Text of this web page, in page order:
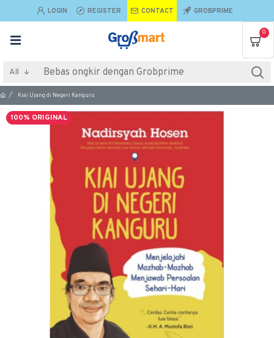
LOGIN REGISTER CONTACT GROBPRIME
0
All
Kiai Ujang di Negeri Kanguru
100% ORIGINAL